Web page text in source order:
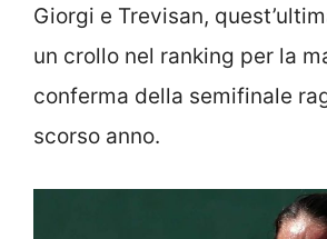
Giorgi e Trevisan,
un crollo nel ranking per la
conferma della semifinale
scorso anno.